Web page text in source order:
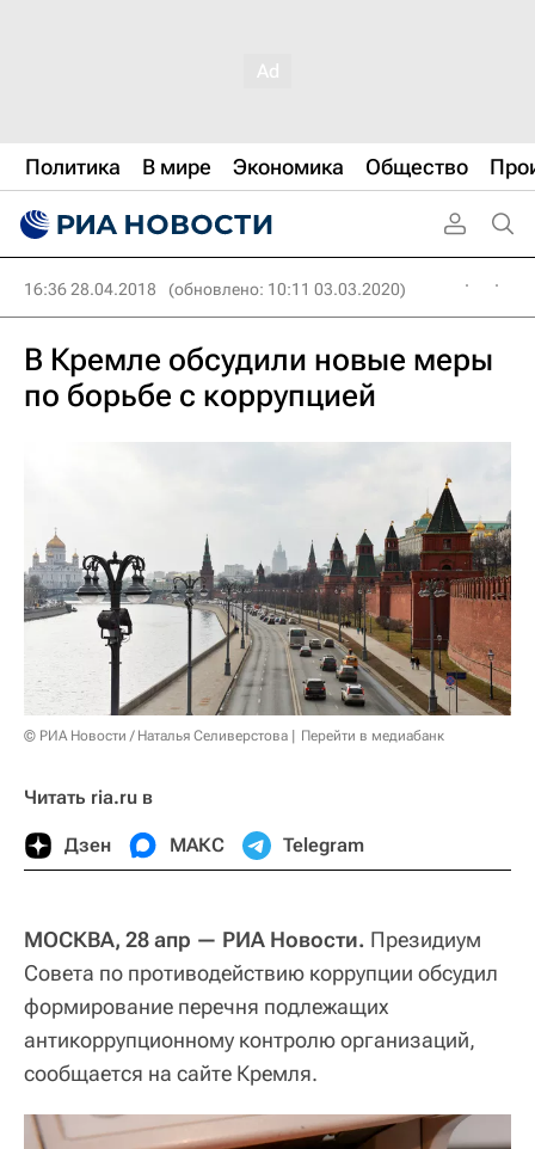
Политика В мире Экономика Общество
16:36 28.04.2018 (обновлено: 10:11 03.03.2020)
В Кремле обсудили новые меры
по борьбе с коррупцией
© РИА Новости / Наталья Селиверстова Перейти в медиабанк
Читать ria.ru в
Дзен МАКС Telegram
МОСКВА, 28 апр — РИА Новости. Президиум
Совета по противодействию коррупции обсудил
формирование перечня подлежащих
антикоррупционному контролю организаций,
сообщается на сайте Кремля.